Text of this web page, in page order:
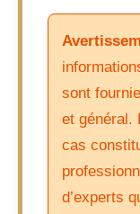
sont
et général.
cas
d’experts